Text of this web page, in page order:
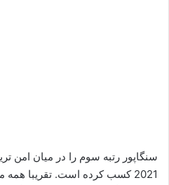
سنگاپور رتبه سوم را در میان امن
2021 کسب کرده است. تقریبا همه